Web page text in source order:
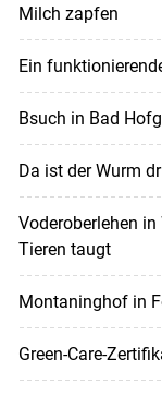
Milch zapfen
Ein
Bsuch in Bad
Da ist der Wurm
Voderoberlehen
Tieren taugt
Montaninghof in
Green-Care-